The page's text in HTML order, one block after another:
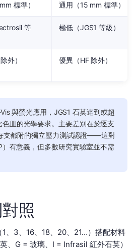
標準） 通用（15 mm 標準）
等
極低（JGS1 等級）
外） 優異（HF 除外）
與螢光應用，JGS1 石英達到或超
皿的光學要求。主要差別在於逐支
支都附的獨立壓力測試認證——這對
有意義，但多數研究實驗室並不需
照
、3、16、18、20、21…）搭配材料
、G = 玻璃、I = Infrasil 紅外石英）